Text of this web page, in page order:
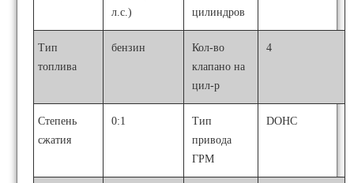
л.с.)
цилиндров
Тип
топлива
бензин
Кол-во
клапано на
цил-р
4
Степень
сжатия
0:1
Тип
привода
ГРМ
DOHC